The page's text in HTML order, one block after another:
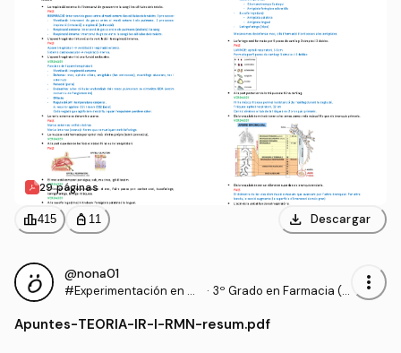
29 páginas
leaderboard415 personal_bag 11 download Descargar
@nona01
#Experimentación en Q
acéutica
· 3º Grado en Farmacia (U
more_vert
Apuntes-TEORIA-IR-I-RMN-resum.pdf